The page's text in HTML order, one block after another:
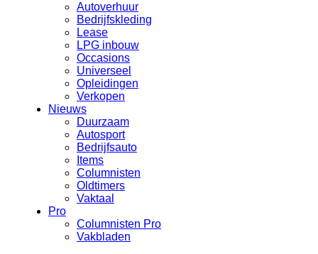
Autoverhuur
Bedrijfskleding
Lease
LPG inbouw
Occasions
Universeel
Opleidingen
Verkopen
Nieuws
Duurzaam
Autosport
Bedrijfsauto
Items
Columnisten
Oldtimers
Vaktaal
Pro
Columnisten Pro
Vakbladen